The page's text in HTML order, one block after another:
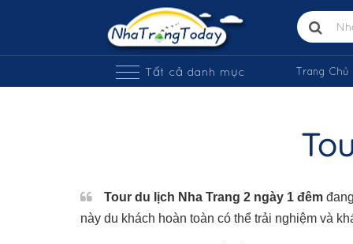
Tất cả danh mục Trang Chủ
Tour du lịch Nha Trang 2 ngày 1 đêm
này du khách hoàn toàn có thể trải nghiệm và